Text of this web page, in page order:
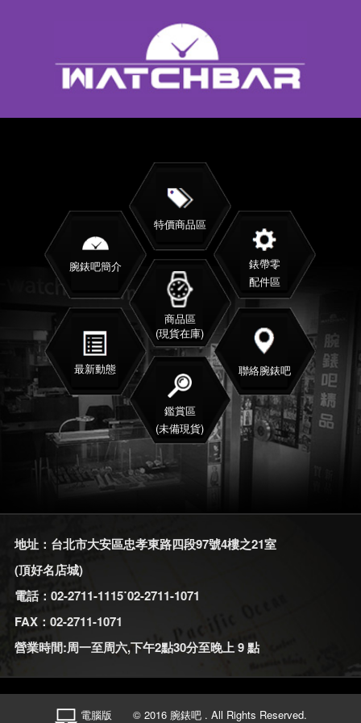
商品區
(現貨在庫)
特價商品區
錶帶零
配件區
聯絡腕錶吧
鑑賞區
(未備現貨)
最新動態
腕錶吧簡介
地址：台北市大安區忠孝東路四段97號4樓之21室
(頂好名店城)
電話：02-2711-1115˙02-2711-1071
FAX：02-2711-1071
營業時間:周一至周六,下午2點30分至晚上 9 點
電腦版 © 2016 腕錶吧 . All Rights Reserved.